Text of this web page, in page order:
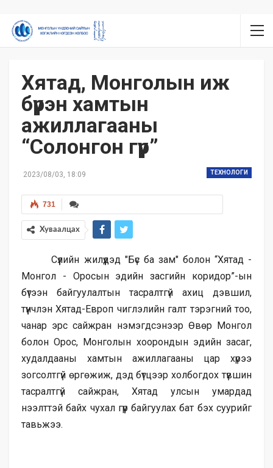
Хятад, Монголын иж
бүрэн хамтын
ажиллагааны
“Солонгон гүүр”
ТЕХНОЛОГИ
2023/08/03, 18:09
731
Хуваалцах
Сүүлийн жилүүдэд "Бүс ба зам" болон “Хятад -
Монгол - Оросын эдийн засгийн коридор”-ын
бүтээн байгуулалтын тасралтгүй ахиц дэвшил,
түүнчлэн Хятад-Европ чиглэлийн галт тэрэгний тоо,
чанар эрс сайжран нэмэгдсэнээр Өвөр Монгол
болон Орос, Монголын хоорондын эдийн засаг,
худалдааны хамтын ажиллагааны цар хүрээ
зогсолтгүй өргөжиж, дэд бүтцээр холбогдох түвшин
тасралтгүй сайжран, Хятад улсын умардад
нээлттэй байх чухал гүүр байгуулах бат бэх суурийг
тавьжээ.